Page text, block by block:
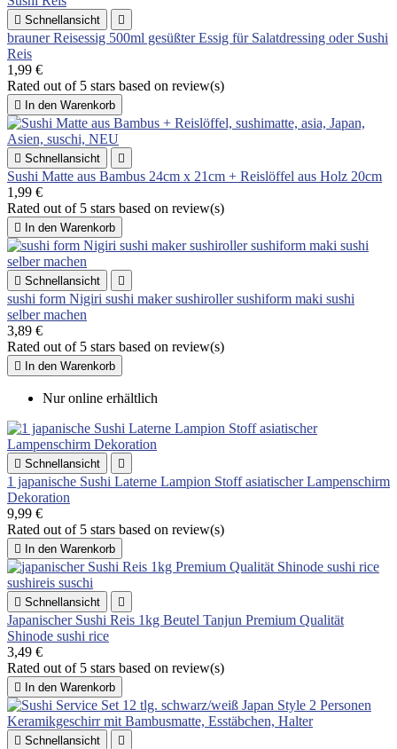
 Schnellansicht 
brauner Reisessig 500ml gesüßter Essig für Salatdressing oder Sushi
Reis
1,99 €
Rated out of 5 stars based on review(s)
 In den Warenkorb
 Schnellansicht 
Sushi Matte aus Bambus 24cm x 21cm + Reislöffel aus Holz 20cm
1,99 €
Rated out of 5 stars based on review(s)
 In den Warenkorb
 Schnellansicht 
sushi form Nigiri sushi maker sushiroller sushiform maki sushi
selber machen
3,89 €
Rated out of 5 stars based on review(s)
 In den Warenkorb
Nur online erhältlich
 Schnellansicht 
1 japanische Sushi Laterne Lampion Stoff asiatischer Lampenschirm
Dekoration
9,99 €
Rated out of 5 stars based on review(s)
 In den Warenkorb
 Schnellansicht 
Japanischer Sushi Reis 1kg Beutel Tanjun Premium Qualität
Shinode sushi rice
3,49 €
Rated out of 5 stars based on review(s)
 In den Warenkorb
 Schnellansicht 